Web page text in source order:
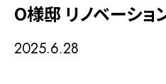
O様邸 リノベーショ
2025.6.28